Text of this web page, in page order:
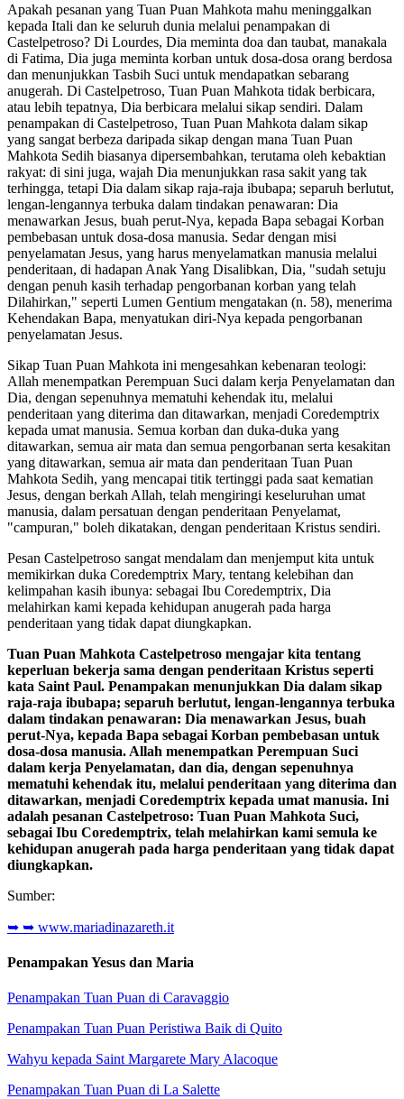
Apakah pesanan yang Tuan Puan Mahkota mahu meninggalkan
kepada Itali dan ke seluruh dunia melalui penampakan di
Castelpetroso? Di Lourdes, Dia meminta doa dan taubat, manakala
di Fatima, Dia juga meminta korban untuk dosa-dosa orang berdosa
dan menunjukkan Tasbih Suci untuk mendapatkan sebarang
anugerah. Di Castelpetroso, Tuan Puan Mahkota tidak berbicara,
atau lebih tepatnya, Dia berbicara melalui sikap sendiri. Dalam
penampakan di Castelpetroso, Tuan Puan Mahkota dalam sikap
yang sangat berbeza daripada sikap dengan mana Tuan Puan
Mahkota Sedih biasanya dipersembahkan, terutama oleh kebaktian
rakyat: di sini juga, wajah Dia menunjukkan rasa sakit yang tak
terhingga, tetapi Dia dalam sikap raja-raja ibubapa; separuh berlutut,
lengan-lengannya terbuka dalam tindakan penawaran: Dia
menawarkan Jesus, buah perut-Nya, kepada Bapa sebagai Korban
pembebasan untuk dosa-dosa manusia. Sedar dengan misi
penyelamatan Jesus, yang harus menyelamatkan manusia melalui
penderitaan, di hadapan Anak Yang Disalibkan, Dia, "sudah setuju
dengan penuh kasih terhadap pengorbanan korban yang telah
Dilahirkan," seperti Lumen Gentium mengatakan (n. 58), menerima
Kehendakan Bapa, menyatukan diri-Nya kepada pengorbanan
penyelamatan Jesus.
Sikap Tuan Puan Mahkota ini mengesahkan kebenaran teologi:
Allah menempatkan Perempuan Suci dalam kerja Penyelamatan dan
Dia, dengan sepenuhnya mematuhi kehendak itu, melalui
penderitaan yang diterima dan ditawarkan, menjadi Coredemptrix
kepada umat manusia. Semua korban dan duka-duka yang
ditawarkan, semua air mata dan semua pengorbanan serta kesakitan
yang ditawarkan, semua air mata dan penderitaan Tuan Puan
Mahkota Sedih, yang mencapai titik tertinggi pada saat kematian
Jesus, dengan berkah Allah, telah mengiringi keseluruhan umat
manusia, dalam persatuan dengan penderitaan Penyelamat,
"campuran," boleh dikatakan, dengan penderitaan Kristus sendiri.
Pesan Castelpetroso sangat mendalam dan menjemput kita untuk
memikirkan duka Coredemptrix Mary, tentang kelebihan dan
kelimpahan kasih ibunya: sebagai Ibu Coredemptrix, Dia
melahirkan kami kepada kehidupan anugerah pada harga
penderitaan yang tidak dapat diungkapkan.
Tuan Puan Mahkota Castelpetroso mengajar kita tentang
keperluan bekerja sama dengan penderitaan Kristus seperti
kata Saint Paul. Penampakan menunjukkan Dia dalam sikap
raja-raja ibubapa; separuh berlutut, lengan-lengannya terbuka
dalam tindakan penawaran: Dia menawarkan Jesus, buah
perut-Nya, kepada Bapa sebagai Korban pembebasan untuk
dosa-dosa manusia. Allah menempatkan Perempuan Suci
dalam kerja Penyelamatan, dan dia, dengan sepenuhnya
mematuhi kehendak itu, melalui penderitaan yang diterima dan
ditawarkan, menjadi Coredemptrix kepada umat manusia. Ini
adalah pesanan Castelpetroso: Tuan Puan Mahkota Suci,
sebagai Ibu Coredemptrix, telah melahirkan kami semula ke
kehidupan anugerah pada harga penderitaan yang tidak dapat
diungkapkan.
Sumber:
➥ ➥ www.mariadinazareth.it
Penampakan Yesus dan Maria
Penampakan Tuan Puan di Caravaggio
Penampakan Tuan Puan Peristiwa Baik di Quito
Wahyu kepada Saint Margarete Mary Alacoque
Penampakan Tuan Puan di La Salette